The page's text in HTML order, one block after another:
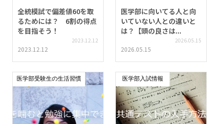
全統模試で偏差値60を取
るためには？ 6割の得点
を目指そう！
2023.12.12
2023.12.12
医学部に向いてる人と向
いていない人との違いと
は？【頭の良さは...
2026.05.15
2026.05.15
医学部受験生の生活習慣 医学部入試情報